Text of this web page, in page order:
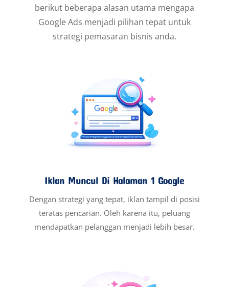
berikut beberapa alasan utama mengapa
Google Ads menjadi pilihan tepat untuk
strategi pemasaran bisnis anda.
Iklan Muncul Di Halaman 1 Google
Dengan strategi yang tepat, iklan tampil di posisi
teratas pencarian. Oleh karena itu, peluang
mendapatkan pelanggan menjadi lebih besar.